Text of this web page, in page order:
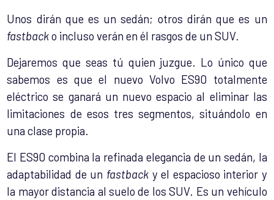
Unos dirán que es un sedán; otros dirán que es un
fastbacko incluso verán en él rasgos de un SUV.
Dejaremos que seas tú quien juzgue. Lo único que
sabemos es que el nuevo Volvo ES90 totalmente
eléctrico se ganará un nuevo espacio al eliminar las
limitaciones de esos tres segmentos, situándolo en
una clase propia.
El ES90 combina la refinada elegancia de un sedán, la
adaptabilidad de un fastback y el espacioso interior y
la mayor distancia al suelo de los SUV. Es un vehículo